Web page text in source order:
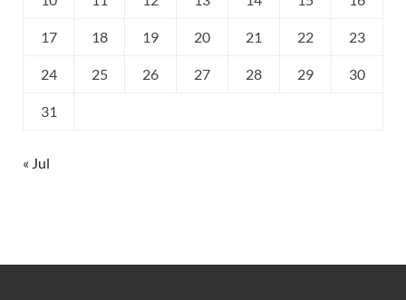
17 18 19 20 21 22 23
24 25 26 27 28 29 30
31
« Jul